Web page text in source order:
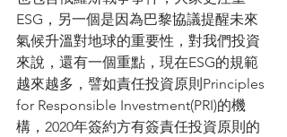
ESG，另一個是因為巴黎協議提醒未來
氣候升溫對地球的重要性，對我們投資
來說，還有一個重點，現在ESG的規範
越來越多，譬如責任投資原則Principles
for Responsible Investment(PRI)的機
構，2020年簽約方有簽責任投資原則的